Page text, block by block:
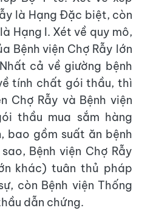
là Hạng Đặc biệt, còn
Hạng I. Xét về quy mô,
Bệnh viện Chợ Rẫy lớn
cả về giường bệnh
tính chất gói thầu, thì
Chợ Rẫy và Bệnh viện
thầu mua sắm hàng
bao gồm suất ăn bệnh
Bệnh viện Chợ Rẫy
khác) tuân thủ pháp
còn Bệnh viện Thống
dẫn chứng.